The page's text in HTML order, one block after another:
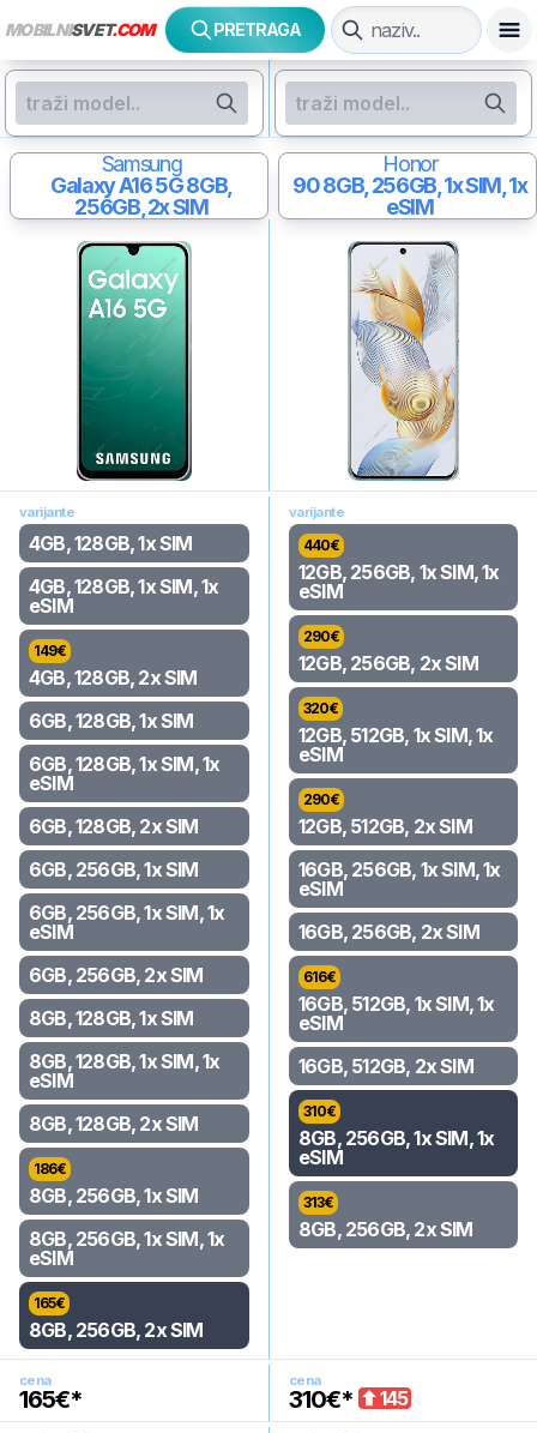
MOBILNISVET.COM PRETRAGA
Samsung
Galaxy A16 5G8GB,
256GB, 2x SIM
Honor
908GB, 256GB, 1x SIM, 1x
eSIM
varijante
4GB, 128GB, 1x SIM
4GB, 128GB, 1x SIM, 1x
eSIM
149€
4GB, 128GB, 2x SIM
6GB, 128GB, 1x SIM
6GB, 128GB, 1x SIM, 1x
eSIM
6GB, 128GB, 2x SIM
6GB, 256GB, 1x SIM
6GB, 256GB, 1x SIM, 1x
eSIM
6GB, 256GB, 2x SIM
8GB, 128GB, 1x SIM
8GB, 128GB, 1x SIM, 1x
eSIM
8GB, 128GB, 2x SIM
186€
8GB, 256GB, 1x SIM
8GB, 256GB, 1x SIM, 1x
eSIM
165€
8GB, 256GB, 2x SIM
varijante
440€
12GB, 256GB, 1x SIM, 1x
eSIM
290€
12GB, 256GB, 2x SIM
320€
12GB, 512GB, 1x SIM, 1x
eSIM
290€
12GB, 512GB, 2x SIM
16GB, 256GB, 1x SIM, 1x
eSIM
16GB, 256GB, 2x SIM
616€
16GB, 512GB, 1x SIM, 1x
eSIM
16GB, 512GB, 2x SIM
310€
8GB, 256GB, 1x SIM, 1x
eSIM
313€
8GB, 256GB, 2x SIM
cena
165€*
cena
310€* 145